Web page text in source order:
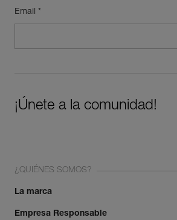
Email *
¡Únete a la comunidad!
¿QUIÉNES SOMOS?
La marca
Empresa Responsable